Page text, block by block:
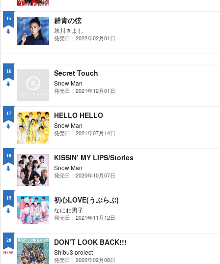
W
15 群青の弦
氷川きよし
発売日：2022年02月01日
16
WN
Secret Touch
Snow Man
発売日：2021年12月01日
17
WN
HELLO HELLO
Snow Man
発売日：2021年07月14日
18
WN
KISSIN’ MY LIPS/Stories
Snow Man
発売日：2020年10月07日
19
WN
初心LOVE(うぶらぶ)
なにわ男子
発売日：2021年11月12日
20 DON’T LOOK BACK!!!
Shibu3 project
発売日：2022年02月08日